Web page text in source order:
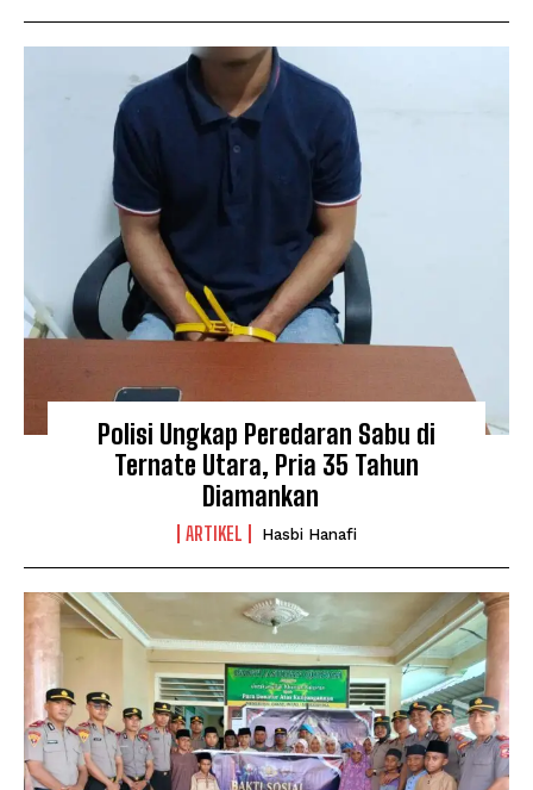
Polisi Ungkap Peredaran Sabu di
Ternate Utara, Pria 35 Tahun
Diamankan
ARTIKEL Hasbi Hanafi